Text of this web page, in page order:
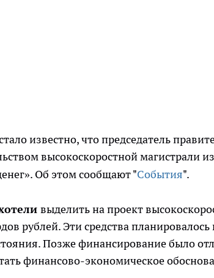
известно, что председатель
высокоскоростной магистрали
Об этом сообщают "События".
выделить на проект
рублей. Эти средства
Позже финансирование было
финансово-экономическое